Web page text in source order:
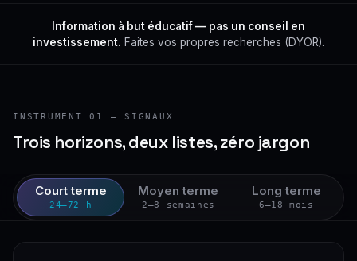
Information à but éducatif — pas un conseil en
investissement. Faites vos propres recherches (DYOR).
INSTRUMENT 01 — SIGNAUX
Trois horizons, deux listes, zéro jargon
Court terme
24–72 h
Moyen terme
2–8 semaines
Long terme
6–18 mois